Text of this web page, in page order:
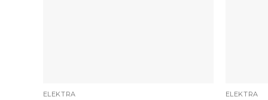
ELEKTRA ELEKTRA